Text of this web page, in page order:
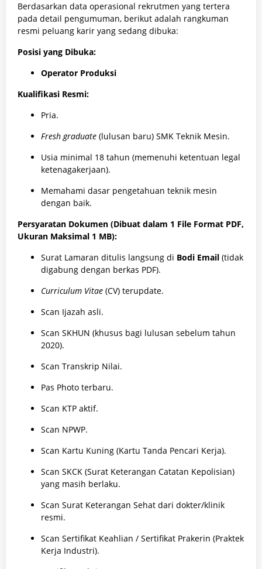
Berdasarkan data operasional rekrutmen yang tertera
pada detail pengumuman, berikut adalah rangkuman
resmi peluang karir yang sedang dibuka:
Posisi yang Dibuka:
Operator Produksi
Kualifikasi Resmi:
Pria.
Fresh graduate (lulusan baru) SMK Teknik Mesin.
Usia minimal 18 tahun (memenuhi ketentuan legal
ketenagakerjaan).
Memahami dasar pengetahuan teknik mesin
dengan baik.
Persyaratan Dokumen (Dibuat dalam 1 File Format PDF,
Ukuran Maksimal 1 MB):
Surat Lamaran ditulis langsung di Bodi Email (tidak
digabung dengan berkas PDF).
Curriculum Vitae (CV) terupdate.
Scan Ijazah asli.
Scan SKHUN (khusus bagi lulusan sebelum tahun
2020).
Scan Transkrip Nilai.
Pas Photo terbaru.
Scan KTP aktif.
Scan NPWP.
Scan Kartu Kuning (Kartu Tanda Pencari Kerja).
Scan SKCK (Surat Keterangan Catatan Kepolisian)
yang masih berlaku.
Scan Surat Keterangan Sehat dari dokter/klinik
resmi.
Scan Sertifikat Keahlian / Sertifikat Prakerin (Praktek
Kerja Industri).